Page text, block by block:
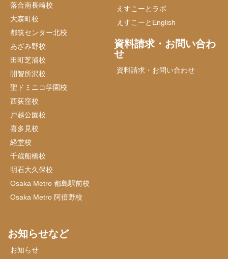
落合南長崎校
大森町校
都筑センター北校
あざみ野校
田町芝浦校
開智所沢校
聖ドミニコ学園校
西荻窪校
戸越公園校
喜多見校
経堂校
千歳船橋校
明石大久保校
Osaka Metro 都島駅前校
Osaka Metro 阿倍野校
えすこーとラボ
えすこーとEnglish
資料請求・お問い合わ
せ
資料請求・お問い合わせ
お知らせなど
お知らせ